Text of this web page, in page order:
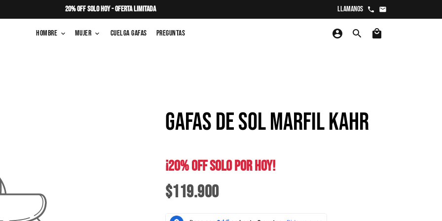
20% OFF SOLO HOY - OFERTA LIMITADA Llamanos phone email
Hombre keyboard_arrow_down Mujer keyboard_arrow_down Cuelga Gafas Preguntas account_circle search local_mall
GAFAS DE SOL MARFIL KAHR
¡20% OFF SOLO POR HOY!
$119.900